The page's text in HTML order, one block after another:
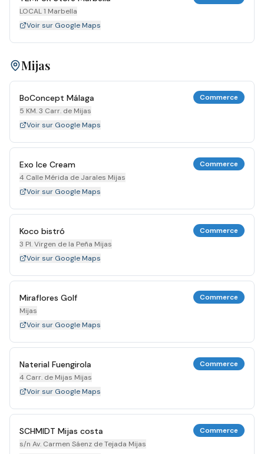
LOCAL 1 Marbella
Voir sur Google Maps
Mijas
BoConcept Málaga
5 KM. 3 Carr. de Mijas
Commerce
Voir sur Google Maps
Exo Ice Cream
4 Calle Mérida de Jarales Mijas
Commerce
Voir sur Google Maps
Koco bistró
3 Pl. Virgen de la Peña Mijas
Commerce
Voir sur Google Maps
Miraflores Golf
Mijas
Commerce
Voir sur Google Maps
Naterial Fuengirola
4 Carr. de Mijas Mijas
Commerce
Voir sur Google Maps
SCHMIDT Mijas costa
s/n Av. Carmen Sáenz de Tejada Mijas
Commerce